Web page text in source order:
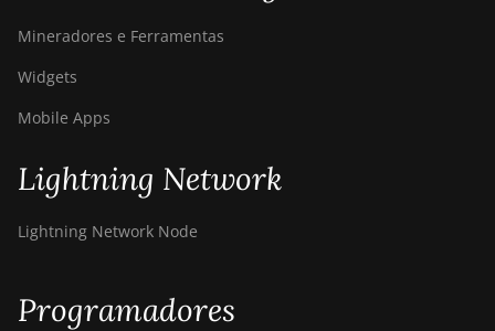
Mineradores e Ferramentas
Widgets
Mobile Apps
Lightning Network
Lightning Network Node
Programadores